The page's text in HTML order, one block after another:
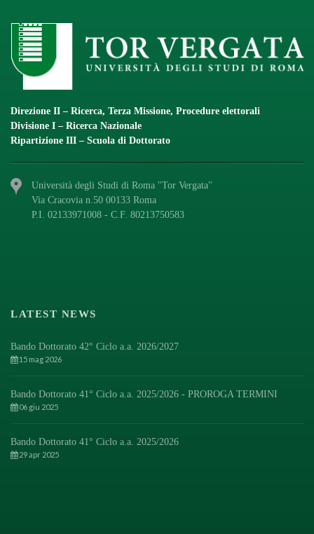
Direzione II – Ricerca, Terza Missione, Procedure elettorali
Divisione I – Ricerca Nazionale
Ripartizione III – Scuola di Dottorato
Università degli Studi di Roma "Tor Vergata"
Via Cracovia n.50 00133 Roma
P.I. 02133971008 - C.F. 80213750583
LATEST NEWS
Bando Dottorato 42° Ciclo a.a. 2026/2027
15 mag 2026
Bando Dottorato 41° Ciclo a.a. 2025/2026 - PROROGA TERMINI
06 giu 2025
Bando Dottorato 41° Ciclo a.a. 2025/2026
29 apr 2025